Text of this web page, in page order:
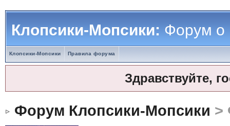
Клопсики-Мопсики:Форум о
Клопсики-Мопсики Правила форума
Здравствуйте,
Форум Клопсики-Мопсики >